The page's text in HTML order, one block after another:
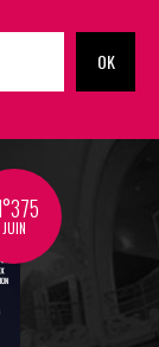
OK
JUIN